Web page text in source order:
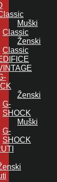
Muški
Classic
Ženski
Classic
Ženski
G-
SHOCK
Muški
G-
SHOCK